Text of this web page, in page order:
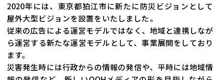
2020年には、東京都狛江市に新たに防災ビジョンとして
屋外大型ビジョンを設置をいたしました。
従来の広告による運営モデルではなく、 地域と連携しなが
ら運営する新たな運営モデルとして、事業展開をしており
ます。
災害発生時には行政からの情報の発信や、平時には地域情